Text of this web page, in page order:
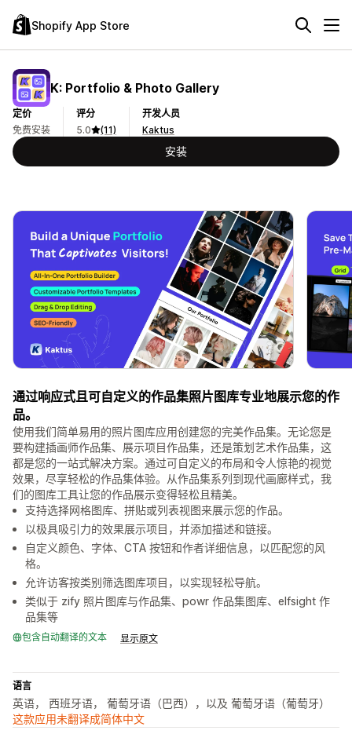
Shopify App Store
K: Portfolio & Photo Gallery
定价
免费安装
评分
5.0
(11)
开发人员
Kaktus
安装
通过响应式且可自定义的作品集照片图库专业地展示您的作
品。
使用我们简单易用的照片图库应用创建您的完美作品集。无论您是
要构建插画师作品集、展示项目作品集，还是策划艺术作品集，这
都是您的一站式解决方案。通过可自定义的布局和令人惊艳的视觉
效果，尽享轻松的作品集体验。从作品集系列到现代画廊样式，我
们的图库工具让您的作品展示变得轻松且精美。
支持选择网格图库、拼贴或列表视图来展示您的作品。
以极具吸引力的效果展示项目，并添加描述和链接。
自定义颜色、字体、CTA 按钮和作者详细信息，以匹配您的风
格。
允许访客按类别筛选图库项目，以实现轻松导航。
类似于 zify 照片图库与作品集、powr 作品集图库、elfsight 作
品集等
包含自动翻译的文本 显示原文
语言
英语， 西班牙语， 葡萄牙语（巴西），以及 葡萄牙语（葡萄牙）
这款应用未翻译成简体中文